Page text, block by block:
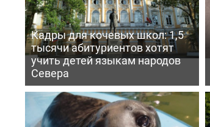
Кадры для кочевых школ: 1,5
тысячи абитуриентов хотят
учить детей языкам народов
Севера